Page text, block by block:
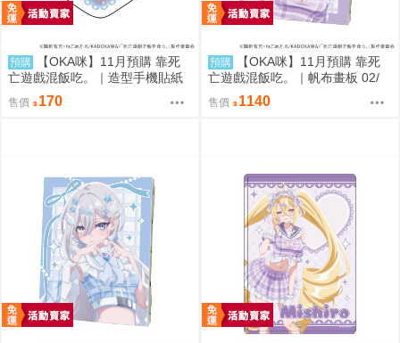
預購
【OKA咪】11月預購 靠死
亡遊戲混飯吃。｜造型手機貼紙
01/ (新繪插畫) (幽鬼)
售價 170
預購
【OKA咪】11月預購 靠死
亡遊戲混飯吃。｜帆布畫板 02/
(新繪插畫) (御城)
售價 1140